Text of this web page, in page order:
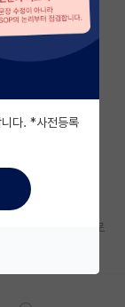
떻게 되시나요.......
교내 수상 1건으로
다. *사전등록